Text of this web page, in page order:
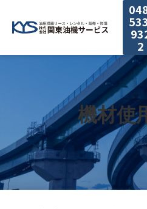
2
私たちの
サービス
機材使用
ブロ
お知らせ
企業情報
機材使